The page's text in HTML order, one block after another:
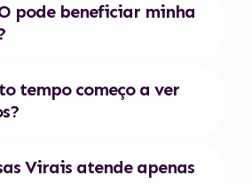
pode beneficiar minha
tempo começo a ver
Virais atende apenas